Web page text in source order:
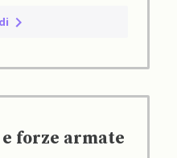
forze armate